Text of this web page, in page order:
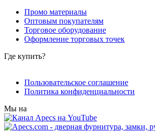
Промо материалы
Оптовым покупателям
Торговое оборудование
Оформление торговых точек
Где купить?
Пользовательское соглашение
Политика конфиденциальности
Мы на